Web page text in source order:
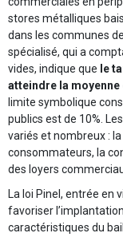
stores métalliques
dans les communes
spécialisé, qui a
vides, indique que le
atteindre la moyenne
limite symbolique
publics est de 10%.
variés et nombreux :
consommateurs, la
des loyers
La loi Pinel, entrée en
favoriser
caractéristiques du